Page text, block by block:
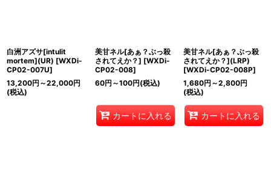
白洲アズサ[intulit
mortem](UR) [WXDi-
CP02-007U]
13,200円 ～22,000円
(税込)
美甘ネル[あぁ？ぶっ殺
されてえか？] [WXDi-
CP02-008]
60円 ～100円(税込)
カートに入れる
美甘ネル[あぁ？ぶっ殺
されてえか？](LRP)
[WXDi-CP02-008P]
1,680円 ～2,800円
(税込)
カートに入れる